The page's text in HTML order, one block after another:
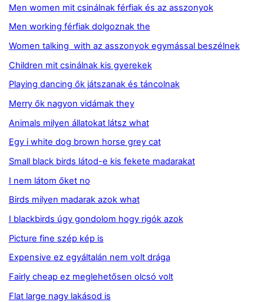
Men women mit csinálnak férfiak és az asszonyok
Men working férfiak dolgoznak the
Women talking with az asszonyok egymással beszélnek
Children mit csinálnak kis gyerekek
Playing dancing ők játszanak és táncolnak
Merry ők nagyon vidámak they
Animals milyen állatokat látsz what
Egy i white dog brown horse grey cat
Small black birds látod-e kis fekete madarakat
I nem látom őket no
Birds milyen madarak azok what
I blackbirds úgy gondolom hogy rigók azok
Picture fine szép kép is
Expensive ez egyáltalán nem volt drága
Fairly cheap ez meglehetősen olcsó volt
Flat large nagy lakásod is